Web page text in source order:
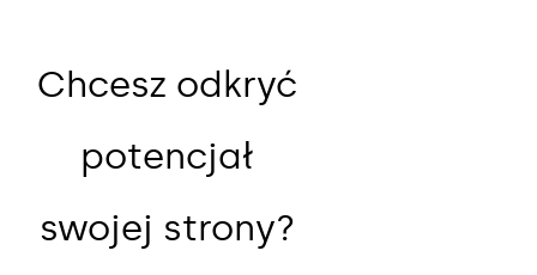
Chcesz odkryć
potencjał
swojej strony?